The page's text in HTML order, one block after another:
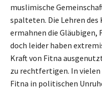
muslimische
spalteten. Die Lehren des
ermahnen die Gläubigen,
doch leider haben
Kraft von Fitna
zu rechtfertigen. In
Fitna in politischen